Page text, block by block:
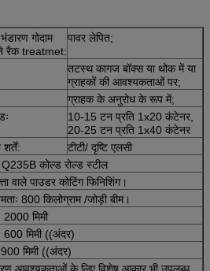
गोदाम
रैक treatmet:
पावर लेपित;
तटस्थ कागज बॉक्स या थोक में या
ग्राहकों की आवश्यकताओं पर;
ग्राहक के अनुरोध के रूप में;
10-15 टन प्रति 1x20 कंटेनर,
20-25 टन प्रति 1x40 कंटेनर
टीटी/ दृष्टि एलसी
कोल्ड रोल्ड स्टील
वाले पाउडर कोटिंग फिनिशिंग।
800 किलोग्राम /जोड़ी बीम।
मिमी
600 मिमी ((अंदर)
मिमी ((अंदर)